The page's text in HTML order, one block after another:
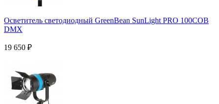
Осветитель светодиодный GreenBean SunLight PRO 100COB
DMX
19 650 ₽